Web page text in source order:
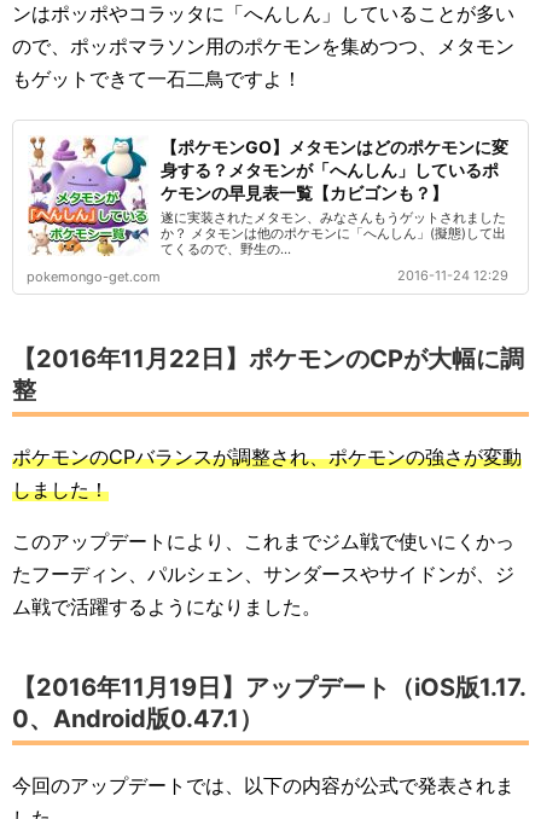
ンはポッポやコラッタに「へんしん」していることが多い
ので、ポッポマラソン用のポケモンを集めつつ、メタモン
もゲットできて一石二鳥ですよ！
【ポケモンGO】メタモンはどのポケモンに変
身する？メタモンが「へんしん」しているポ
ケモンの早見表一覧【カビゴンも？】
遂に実装されたメタモン、みなさんもうゲットされました
か？ メタモンは他のポケモンに「へんしん」(擬態)して出
てくるので、野生の...
pokemongo-get.com
2016-11-24 12:29
【2016年11月22日】ポケモンのCPが大幅に調
整
ポケモンのCPバランスが調整され、ポケモンの強さが変動
しました！
このアップデートにより、これまでジム戦で使いにくかっ
たフーディン、パルシェン、サンダースやサイドンが、ジ
ム戦で活躍するようになりました。
【2016年11月19日】アップデート（iOS版1.17.
0、Android版0.47.1）
今回のアップデートでは、以下の内容が公式で発表されま